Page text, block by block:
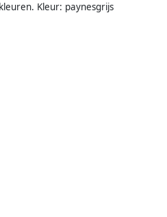
Kleur: paynesgrijs